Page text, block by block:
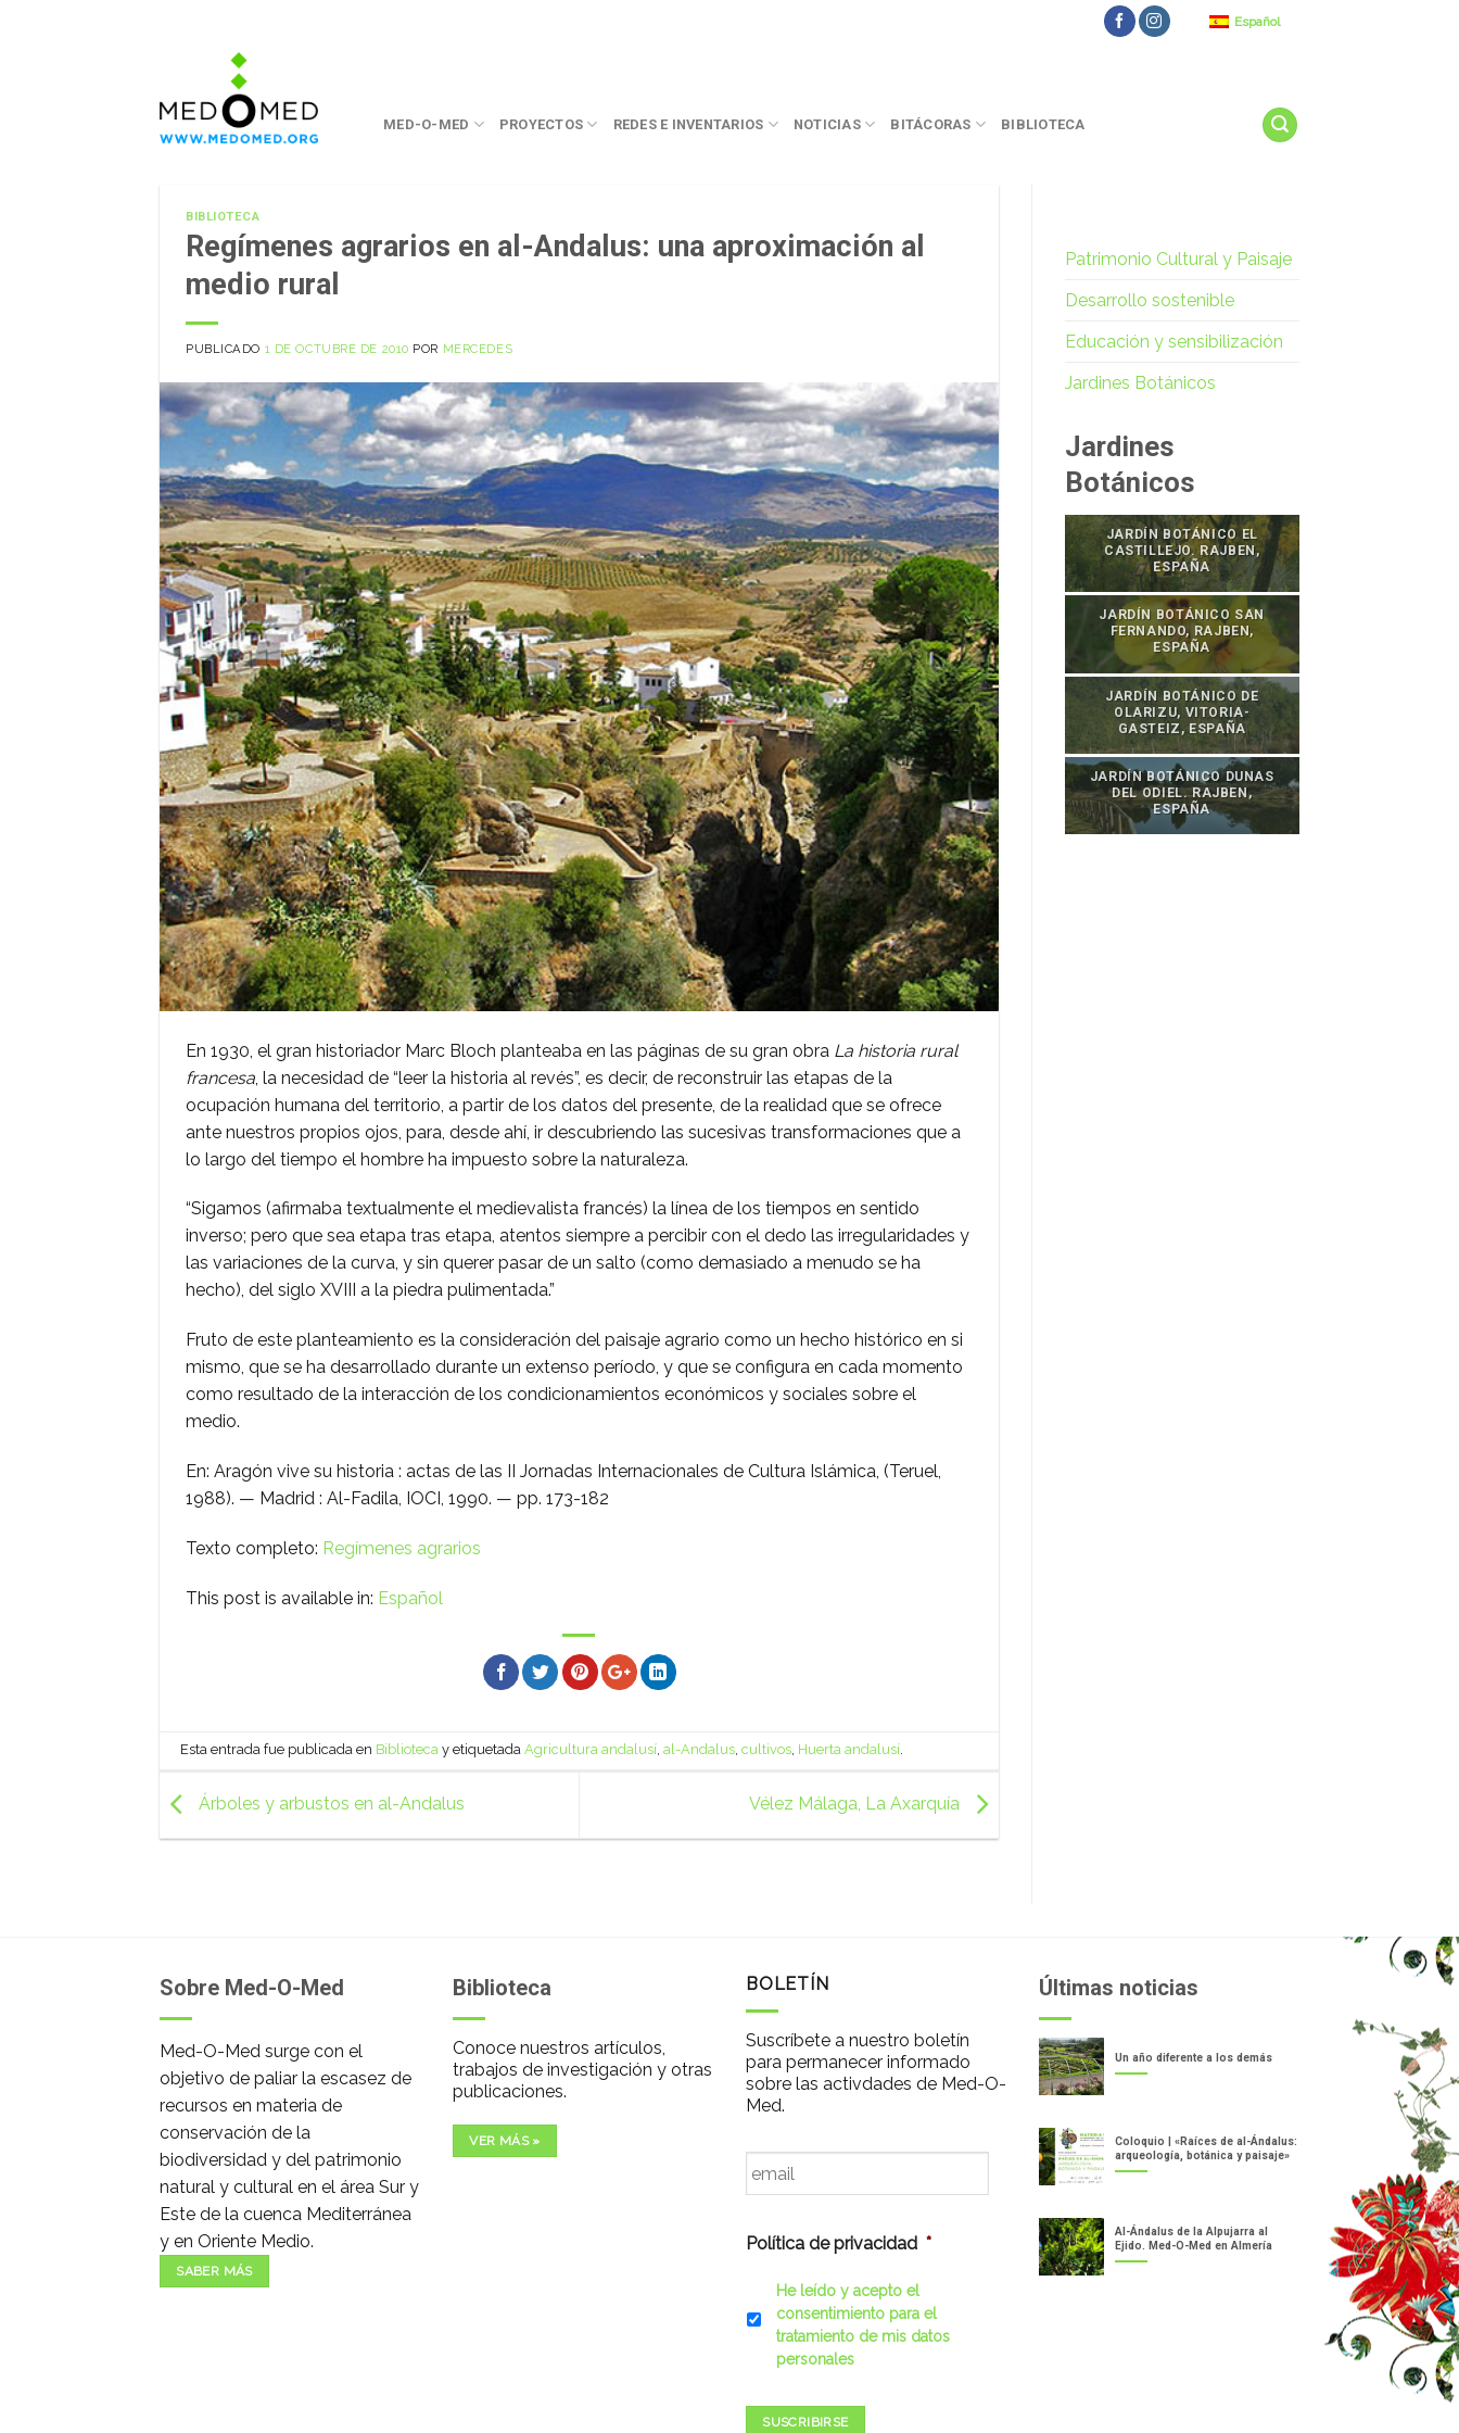
Español
MED-O-MED PROYECTOS REDES E INVENTARIOS NOTICIAS BITÁCORAS BIBLIOTECA
BIBLIOTECA
Regímenes agrarios en al-Andalus: una aproximación al
medio rural
PUBLICADO 1 DE OCTUBRE DE 2010 POR MERCEDES
En 1930, el gran historiador Marc Bloch planteaba en las páginas de su gran obra La historia rural
francesa , la necesidad de “leer la historia al revés”, es decir, de reconstruir las etapas de la
ocupación humana del territorio, a partir de los datos del presente, de la realidad que se ofrece
ante nuestros propios ojos, para, desde ahí, ir descubriendo las sucesivas transformaciones que a
lo largo del tiempo el hombre ha impuesto sobre la naturaleza.
“Sigamos (afirmaba textualmente el medievalista francés) la línea de los tiempos en sentido
inverso; pero que sea etapa tras etapa, atentos siempre a percibir con el dedo las irregularidades y
las variaciones de la curva, y sin querer pasar de un salto (como demasiado a menudo se ha
hecho), del siglo XVIII a la piedra pulimentada.”
Fruto de este planteamiento es la consideración del paisaje agrario como un hecho histórico en si
mismo, que se ha desarrollado durante un extenso período, y que se configura en cada momento
como resultado de la interacción de los condicionamientos económicos y sociales sobre el
medio.
En: Aragón vive su historia : actas de las II Jornadas Internacionales de Cultura Islámica, (Teruel,
1988). — Madrid : Al-Fadila, IOCI, 1990. — pp. 173-182
Texto completo: Regímenes agrarios
This post is available in: Español
Esta entrada fue publicada en Biblioteca y etiquetadaAgricultura andalusí ,al-Andalus ,cultivos Huerta andalusí
Árboles y arbustos en al-Andalus Vélez Málaga, La Axarquía
Patrimonio Cultural y Paisaje
Desarrollo sostenible
Educación y sensibilización
Jardines Botánicos
Jardines
Botánicos
JARDÍN BOTÁNICO EL
CASTILLEJO. RAJBEN,
ESPAÑA
JARDÍN BOTÁNICO SAN
FERNANDO, RAJBEN,
ESPAÑA
JARDÍN BOTÁNICO DE
OLARIZU, VITORIA-
GASTEIZ, ESPAÑA
JARDÍN BOTÁNICO DUNAS
DEL ODIEL. RAJBEN,
ESPAÑA
Sobre Med-O-Med
Med-O-Med surge con el
objetivo de paliar la escasez de
recursos en materia de
conservación de la
biodiversidad y del patrimonio
natural y cultural en el área Sur y
Este de la cuenca Mediterránea
y en Oriente Medio.
SABER MÁS
Biblioteca
Conoce nuestros artículos,
trabajos de investigación y otras
publicaciones.
VER MÁS »
BOLETÍN
Suscríbete a nuestro boletín
para permanecer informado
sobre las activdades de Med-O-
Med.
Email *
Política de privacidad *
He leído y acepto el
consentimiento para el
tratamiento de mis datos
personales
SUSCRIBIRSE
Últimas noticias
Un año diferente a los demás
Coloquio | «Raíces de al-Ándalus:
arqueología, botánica y paisaje»
Al-Ándalus de la Alpujarra al
Ejido. Med-O-Med en Almería